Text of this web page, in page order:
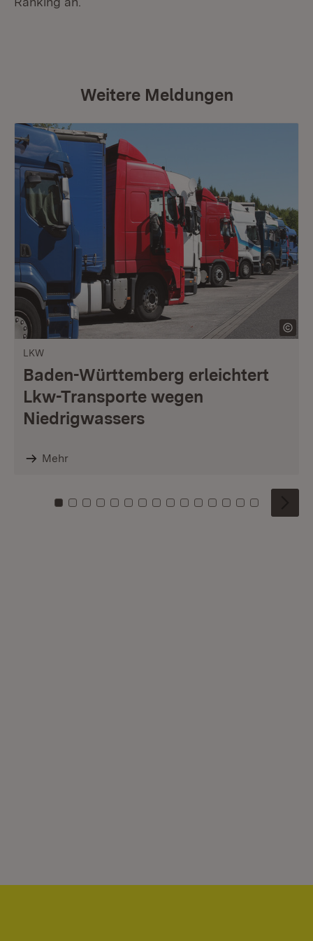
Weitere Meldungen
LKW
Baden-Württemberg erleichtert
Lkw-Transporte wegen
Niedrigwassers
Mehr
Zu Kachel: 0
Zu Kachel: 1
Zu Kachel: 2
Zu Kachel: 3
Zu Kachel: 4
Zu Kachel: 5
Zu Kachel: 6
Zu Kachel: 7
Zu Kachel: 8
Zu Kachel: 9
Zu Kachel: 10
Zu Kachel: 11
Zu Kachel: 12
Zu Kachel:
Zu